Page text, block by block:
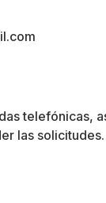
telefónicas,
las solicitudes.